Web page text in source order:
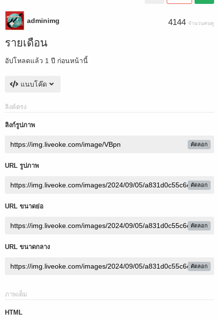
adminimg 4144 จำนวนคนดู
รายเดือน
อัปโหลดแล้ว 1 ปี ก่อนหน้านี้
แนบโค๊ด
ลิงค์ตรง
ลิงก์รูปภาพ
คัดลอก
URL รูปภาพ
คัดลอก
URL ขนาดย่อ
คัดลอก
URL ขนาดกลาง
คัดลอก
ภาพเต็ม
HTML